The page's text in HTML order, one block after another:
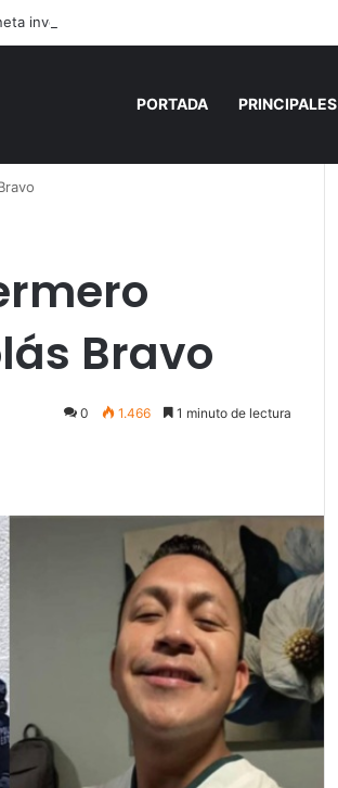
involucrada en balacera en Carrillo Puerto
PORTADA PRINCIPALES
Bravo
0 1.466 1 minuto de lectura